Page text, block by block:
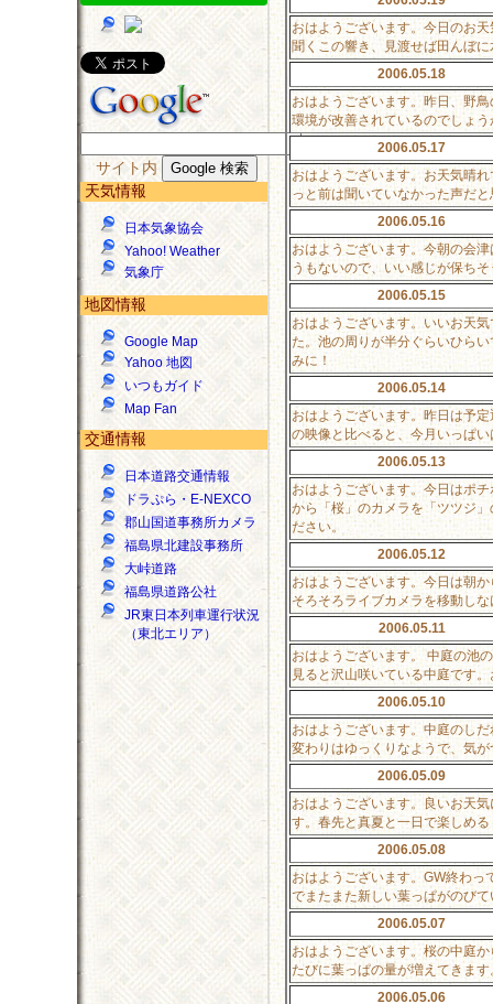
サイト内
天気情報
日本気象協会
Yahoo! Weather
気象庁
地図情報
Google Map
Yahoo 地図
いつもガイド
Map Fan
交通情報
日本道路交通情報
ドラぷら・E-NEXCO
郡山国道事務所カメラ
福島県北建設事務所
大峠道路
福島県道路公社
JR東日本列車運行状況
（東北エリア）
おはようございます。今日のお
聞くこの響き、見渡せば田んぼ
2006.05.18
おはようございます。昨日、野
環境が改善されているのでしょ
2006.05.17
おはようございます。お天気晴
っと前は聞いていなかった声だ
2006.05.16
おはようございます。今朝の会
うもないので、いい感じが保ち
2006.05.15
おはようございます。いいお天
た。池の周りが半分ぐらいひら
みに！
2006.05.14
おはようございます。昨日は予
の映像と比べると、今月いっぱ
2006.05.13
おはようございます。今日はポ
から「桜」のカメラを「ツツジ
ださい。
2006.05.12
おはようございます。今日は朝
そろそろライブカメラを移動し
2006.05.11
おはようございます。 中庭の池
見ると沢山咲いている中庭です
2006.05.10
おはようございます。中庭のし
変わりはゆっくりなようで、気
2006.05.09
おはようございます。良いお天
す。春先と真夏と一日で楽しめ
2006.05.08
おはようございます。GW終わ
でまたまた新しい葉っぱがのび
2006.05.07
おはようございます。桜の中庭
たびに葉っぱの量が増えてきま
2006.05.06